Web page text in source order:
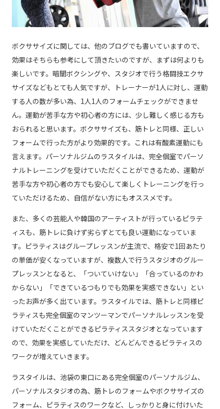
ボクササイズに関しては、他のブログでも書いていますので、
効果はそちらも参考にして頂きたいのですが、まずは何よりも
楽しいです。暗闇ボクシングや、スタジオで行う格闘技エクサ
サイズなどもとても人気ですが、トレーナーが1人に対し、運動
する人の数が多い為、1人1人のフォームチェックができませ
ん。運動が苦手な方や初心者の方には、少し難しく感じる方も
おられると思います。ボクササイズも、筋トレと同様、正しい
フォームで行った方がより効果的です。これは有酸素運動にも
言えます。パーソナルジムのラスタイルは、完全個室でパーソ
ナルトレーニングを受けていただくことができるため、運動が
苦手な方や初心者の方でも安心して楽しくトレーニングを行っ
ていただけるため、自信がない方にもオススメです。
また、多くの芸能人や韓国のアーティストが行っているピラテ
ィスも、筋トレに負けず劣らずとても良い運動になっていま
す。ピラティスはグループレッスンが主流で、格安で1回あたり
の単価が安くなっていますが、複数人で行うスタジオのグルー
プレッスンとなると、「ついていけない」「合っているのかわ
からない」「できているつもりでも効果を実感できない」とい
ったお声が多く出ています。ラスタイルでは、筋トレと同様ピ
ラティスも完全個室のマンツーマンでパーソナルレッスンを受
けていただくことができるピラティススタジオとなっています
ので、効果を実感していただけ、どんどんできるピラティスの
ワークが増えていきます。
ラスタイルは、池袋の東口にある完全個室のパーソナルジム、
パーソナルスタジオの為、筋トレのフォームやボクササイズの
フォーム、ピラティスのワークなど、しっかりと身に付けいた